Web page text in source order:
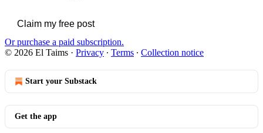
Claim my free post
Or purchase a paid subscription.
© 2026 El Taims · Privacy ∙ Terms ∙ Collection notice
Start your Substack
Get the app